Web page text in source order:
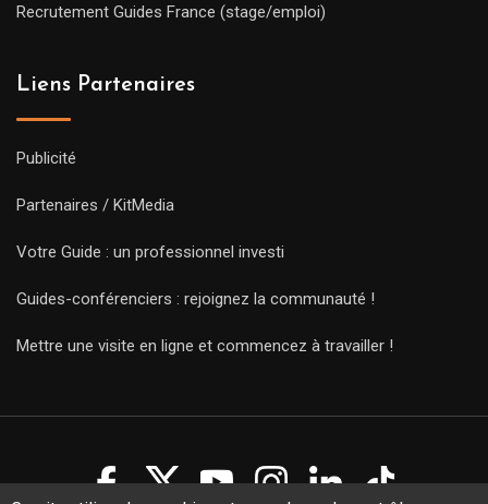
Recrutement Guides France (stage/emploi)
Liens Partenaires
Publicité
Partenaires / KitMedia
Votre Guide : un professionnel investi
Guides-conférenciers : rejoignez la communauté !
Mettre une visite en ligne et commencez à travailler !